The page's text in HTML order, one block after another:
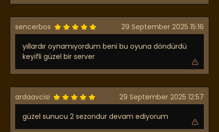
sencerbos
29 September 2025 15:16
yıllardır oynamıyordum beni bu oyuna döndürdü
keyifli güzel bir server
ardaavcisi
29 September 2025 12:57
güzel sunucu 2 sezondur devam ediyorum